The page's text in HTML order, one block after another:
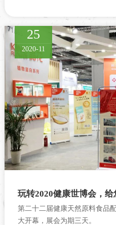
25
2020-11
玩转2020健康世博会，
第二十二届健康天然原料食品
大开幕，展会为期三天。